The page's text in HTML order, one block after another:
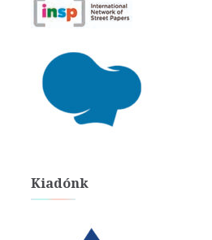
Kiadónk